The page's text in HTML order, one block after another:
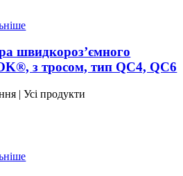
швидкороз’ємного
з тросом, тип QC4, QC6
| Усі продукти